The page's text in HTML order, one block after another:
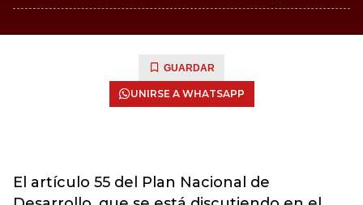
GUARDAR
UNIRSE A WHATSAPP
El artículo 55 del Plan Nacional de